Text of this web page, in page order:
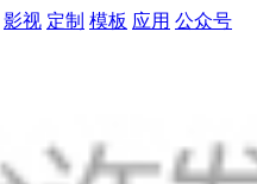
影视 定制 模板 应用 公众号